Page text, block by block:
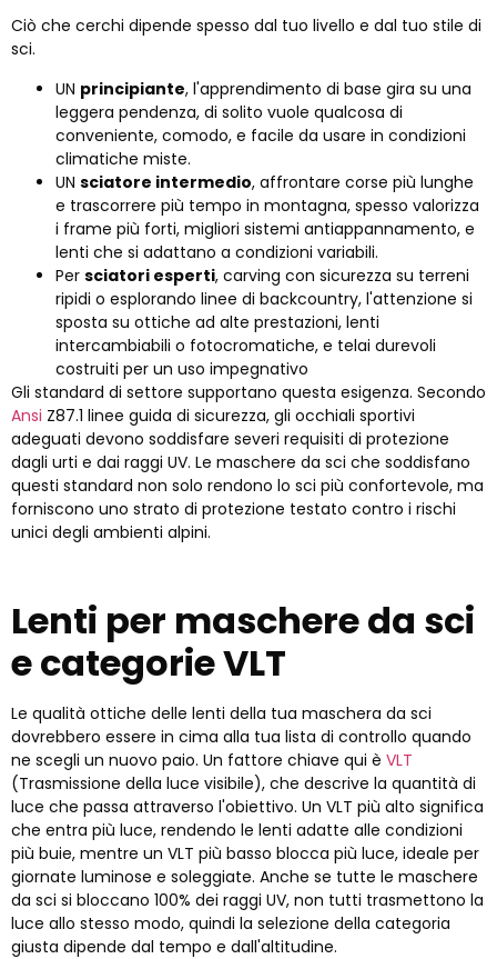
Ciò che cerchi dipende spesso dal tuo livello e dal tuo stile di
sci.
UN principiante, l'apprendimento di base gira su una
leggera pendenza, di solito vuole qualcosa di
conveniente, comodo, e facile da usare in condizioni
climatiche miste.
UN sciatore intermedio, affrontare corse più lunghe
e trascorrere più tempo in montagna, spesso valorizza
i frame più forti, migliori sistemi antiappannamento, e
lenti che si adattano a condizioni variabili.
Per sciatori esperti, carving con sicurezza su terreni
ripidi o esplorando linee di backcountry, l'attenzione si
sposta su ottiche ad alte prestazioni, lenti
intercambiabili o fotocromatiche, e telai durevoli
costruiti per un uso impegnativo
Gli standard di settore supportano questa esigenza. Secondo
Ansi Z87.1 linee guida di sicurezza, gli occhiali sportivi
adeguati devono soddisfare severi requisiti di protezione
dagli urti e dai raggi UV. Le maschere da sci che soddisfano
questi standard non solo rendono lo sci più confortevole, ma
forniscono uno strato di protezione testato contro i rischi
unici degli ambienti alpini.
Lenti per maschere da sci
e categorie VLT
Le qualità ottiche delle lenti della tua maschera da sci
dovrebbero essere in cima alla tua lista di controllo quando
ne scegli un nuovo paio. Un fattore chiave qui è VLT
(Trasmissione della luce visibile), che descrive la quantità di
luce che passa attraverso l'obiettivo. Un VLT più alto significa
che entra più luce, rendendo le lenti adatte alle condizioni
più buie, mentre un VLT più basso blocca più luce, ideale per
giornate luminose e soleggiate. Anche se tutte le maschere
da sci si bloccano 100% dei raggi UV, non tutti trasmettono la
luce allo stesso modo, quindi la selezione della categoria
giusta dipende dal tempo e dall'altitudine.